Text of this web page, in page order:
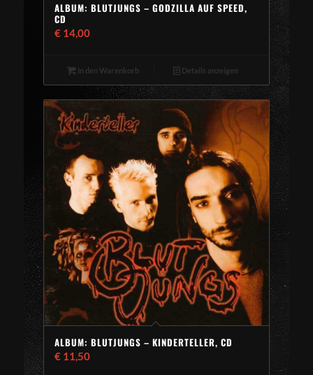
ALBUM: BLUTJUNGS – GODZILLA AUF SPEED,
CD
€ 14,00
In den Warenkorb Details anzeigen
ALBUM: BLUTJUNGS – KINDERTELLER, CD
€ 11,50